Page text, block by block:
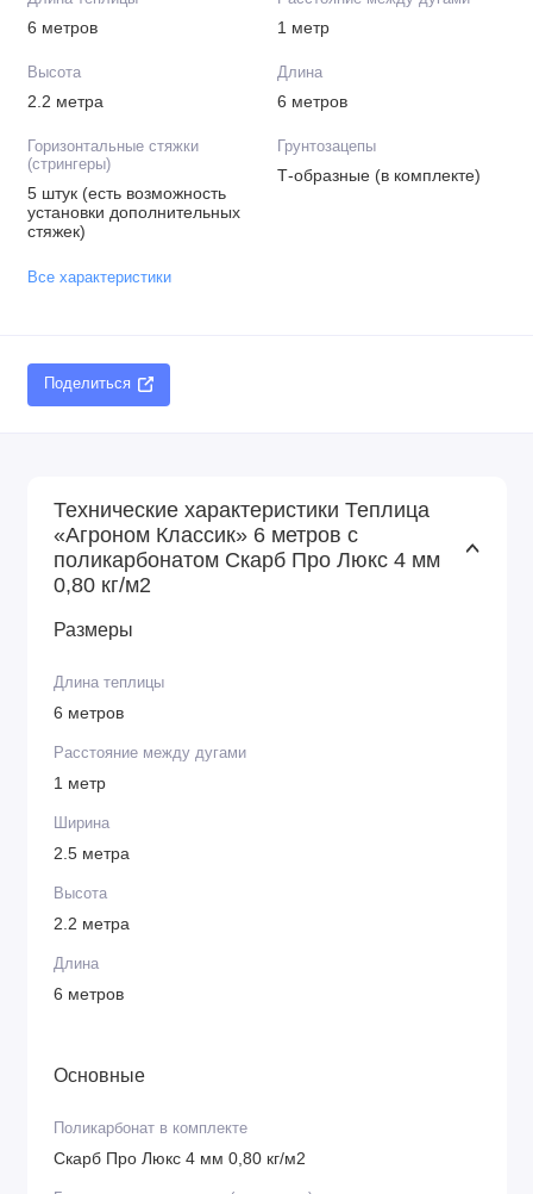
6 метров 1 метр
Высота
2.2 метра
Длина
6 метров
Горизонтальные стяжки
(стрингеры)
5 штук (есть возможность
установки дополнительных
стяжек)
Грунтозацепы
Т-образные (в комплекте)
Все характеристики
Поделиться
Технические характеристики Теплица
«Агроном Классик» 6 метров с
поликарбонатом Скарб Про Люкс 4 мм
0,80 кг/м2
Размеры
Длина теплицы
6 метров
Расстояние между дугами
1 метр
Ширина
2.5 метра
Высота
2.2 метра
Длина
6 метров
Основные
Поликарбонат в комплекте
Скарб Про Люкс 4 мм 0,80 кг/м2